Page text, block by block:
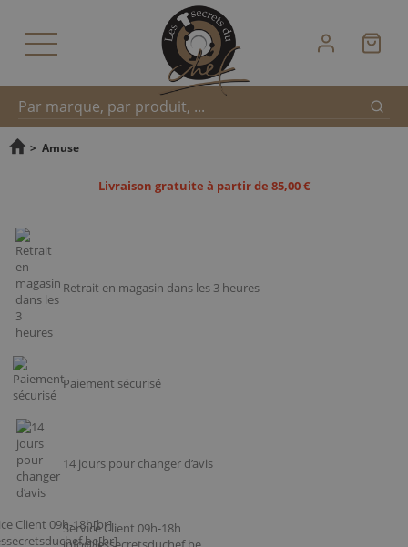
Recherche
> Amuse
Livraison gratuite à partir de 85,00 €
Retrait en magasin dans les 3 heures
Paiement sécurisé
14 jours pour changer d’avis
Service Client 09h-18h